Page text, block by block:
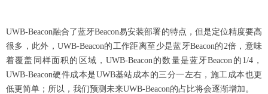
UWB-Beacon融合了蓝牙Beacon易安装部署的特点，但是定位精度要高
很多，此外，UWB-Beacon的工作距离至少是蓝牙Beacon的2倍，意味
着覆盖同样面积的区域，UWB-Beacon的数量是蓝牙Beacon的1/4，
UWB-Beacon硬件成本是UWB基站成本的三分一左右，施工成本也更
低更简单；所以，我们预测未来UWB-Beacon的占比将会逐渐增加。